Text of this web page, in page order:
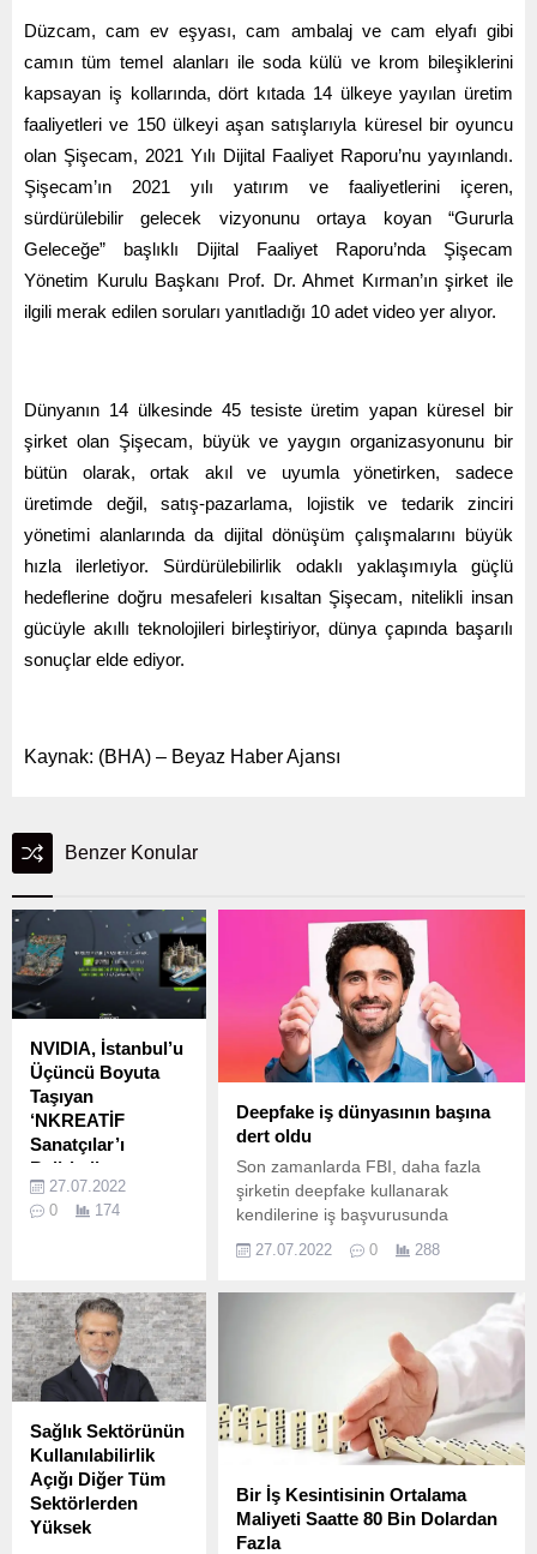
Düzcam, cam ev eşyası, cam ambalaj ve cam elyafı gibi
camın tüm temel alanları ile soda külü ve krom bileşiklerini
kapsayan iş kollarında, dört kıtada 14 ülkeye yayılan üretim
faaliyetleri ve 150 ülkeyi aşan satışlarıyla küresel bir oyuncu
olan Şişecam, 2021 Yılı Dijital Faaliyet Raporu’nu yayınlandı.
Şişecam’ın 2021 yılı yatırım ve faaliyetlerini içeren,
sürdürülebilir gelecek vizyonunu ortaya koyan “Gururla
Geleceğe” başlıklı Dijital Faaliyet Raporu’nda Şişecam
Yönetim Kurulu Başkanı Prof. Dr. Ahmet Kırman’ın şirket ile
ilgili merak edilen soruları yanıtladığı 10 adet video yer alıyor.
Dünyanın 14 ülkesinde 45 tesiste üretim yapan küresel bir
şirket olan Şişecam, büyük ve yaygın organizasyonunu bir
bütün olarak, ortak akıl ve uyumla yönetirken, sadece
üretimde değil, satış-pazarlama, lojistik ve tedarik zinciri
yönetimi alanlarında da dijital dönüşüm çalışmalarını büyük
hızla ilerletiyor. Sürdürülebilirlik odaklı yaklaşımıyla güçlü
hedeflerine doğru mesafeleri kısaltan Şişecam, nitelikli insan
gücüyle akıllı teknolojileri birleştiriyor, dünya çapında başarılı
sonuçlar elde ediyor.
Kaynak: (BHA) – Beyaz Haber Ajansı
Benzer Konular
NVIDIA, İstanbul’u
Üçüncü Boyuta
Taşıyan
‘NKREATİF
Sanatçılar’ı
Belirledi
NVIDIA; Nkreatif,
yarışması ile yeni
getirdi.
27.07.2022
0
174
Deepfake iş dünyasının başına
dert oldu
Son zamanlarda FBI, daha fazla
şirketin deepfake kullanarak
kendilerine iş başvurusunda
27.07.2022 0 288
Sağlık Sektörünün
Kullanılabilirlik
Açığı Diğer Tüm
Sektörlerden
Yüksek
Bir İş Kesintisinin Ortalama
Maliyeti Saatte 80 Bin Dolardan
Fazla